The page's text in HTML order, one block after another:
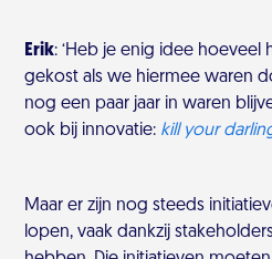
Erik: ‘Heb je enig idee hoeveel
gekost als we hiermee waren
nog een paar jaar in waren
ook bij innovatie: kill your
Maar er zijn nog steeds
lopen, vaak dankzij